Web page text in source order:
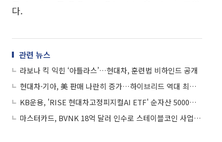
다.
관련 뉴스
라보나 킥 익힌 ‘아틀라스’…현대차, 훈련법 비하인드 공개
현대차·기아, 美 판매 나란히 증가…하이브리드 역대 최대 실적
KB운용, 'RISE 현대차고정피지컬AI ETF' 순자산 5000억 돌파
마스터카드, BVNK 18억 달러 인수로 스테이블코인 사업 본격 확장